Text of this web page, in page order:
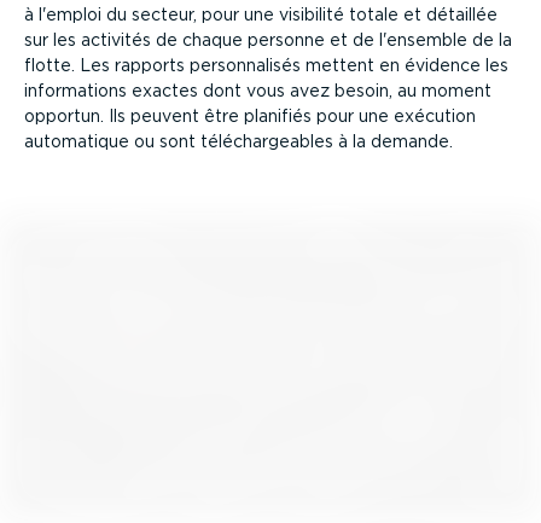
à l'emploi du secteur, pour une visibilité totale et détaillée
sur les activités de chaque personne et de l'ensemble de la
flotte. Les rapports person­na­lisés mettent en évidence les
infor­ma­tions exactes dont vous avez besoin, au moment
opportun. Ils peuvent être planifiés pour une exécution
automatique ou sont téléchar­geables à la demande.